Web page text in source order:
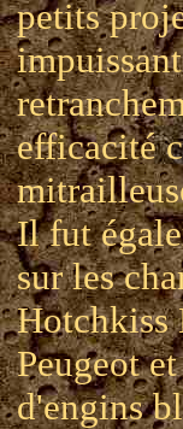
petits
efficacité
Il fut
sur les
Hotchkiss
Peugeot
d'engins